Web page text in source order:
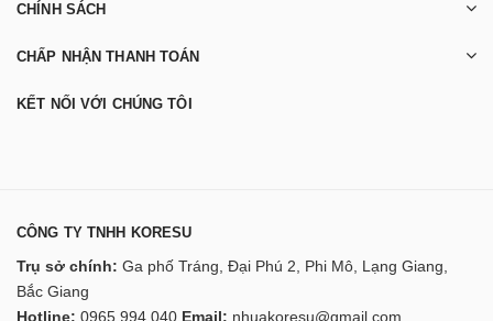
CHÍNH SÁCH
CHẤP NHẬN THANH TOÁN
KẾT NỐI VỚI CHÚNG TÔI
CÔNG TY TNHH KORESU
Trụ sở chính: Ga phố Tráng, Đại Phú 2, Phi Mô, Lạng Giang,
Bắc Giang
Hotline: 0965 994 040 Email: nhuakoresu@gmail.com